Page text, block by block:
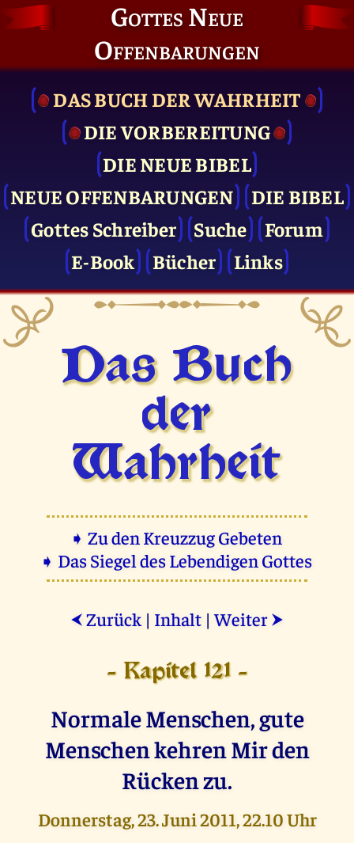
Gottes Neue
Offenbarungen
DAS BUCH DER WAHRHEIT
DIE VOR­BEREITUNG
DIE NEUE BIBEL
NEUE OFFENBARUNGEN
DIE BIBEL
Gottes Schreiber
Suche
Forum
E-Book
Bücher Links
Das Buch
der
Wahrheit
➧ Zu den Kreuzzug Gebeten
➧ Das Siegel des Lebendigen Gottes
⮜ Zurück | Inhalt |Weiter ⮞
- Kapitel 121 -
Normale Menschen, gute
Menschen kehren Mir den
Rücken zu.
Donnerstag, 23. Juni 2011, 22.10 Uhr